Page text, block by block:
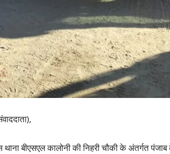
बीएसएल कालोनी की निहरी चौकी के अंतर्गत